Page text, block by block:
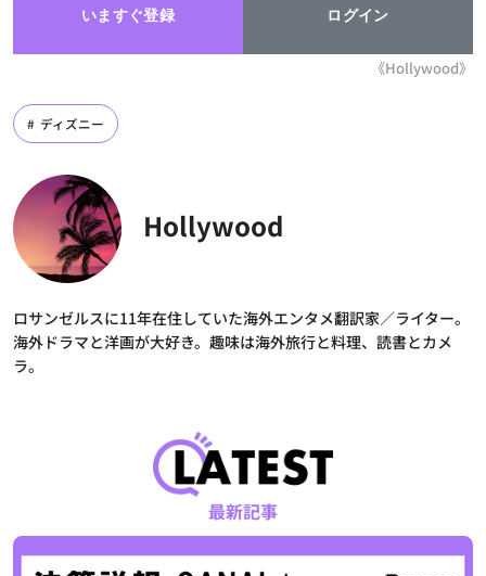
いますぐ登録 ログイン
《Hollywood》
ディズニー
Hollywood
ロサンゼルスに11年在住していた海外エンタメ翻訳家／ライター。
海外ドラマと洋画が大好き。趣味は海外旅行と料理、読書とカメ
ラ。
最新記事